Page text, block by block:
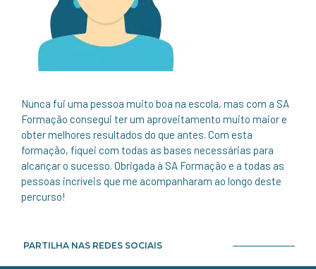
Nunca fui uma pessoa muito boa na escola, mas com a SA
Formação consegui ter um aproveitamento muito maior e
obter melhores resultados do que antes. Com esta
formação, fiquei com todas as bases necessárias para
alcançar o sucesso. Obrigada à SA Formação e a todas as
pessoas incríveis que me acompanharam ao longo deste
percurso!
PARTILHA NAS REDES SOCIAIS